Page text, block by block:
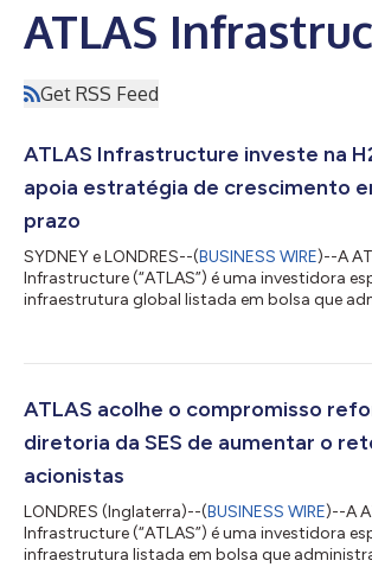
ATLAS
Get RSS Feed
ATLAS Infrastructure investe na
apoia estratégia de crescimento
prazo
SYDNEY e LONDRES--(BUSINESS WIRE)--A
Infrastructure (“ATLAS”) é uma investidora
infraestrutura global listada em bolsa que
administradas pela ATLAS detêm cerca de
ATLAS ficou satisfeita em apoiar a estratégia
da H2O de investir em operações locais de
ATLAS acolhe o compromisso
diretoria da SES de aumentar o
acionistas
LONDRES (Inglaterra)--(BUSINESS WIRE)--A
Infrastructure (“ATLAS”) é uma investidora
infraestrutura listada em bolsa que